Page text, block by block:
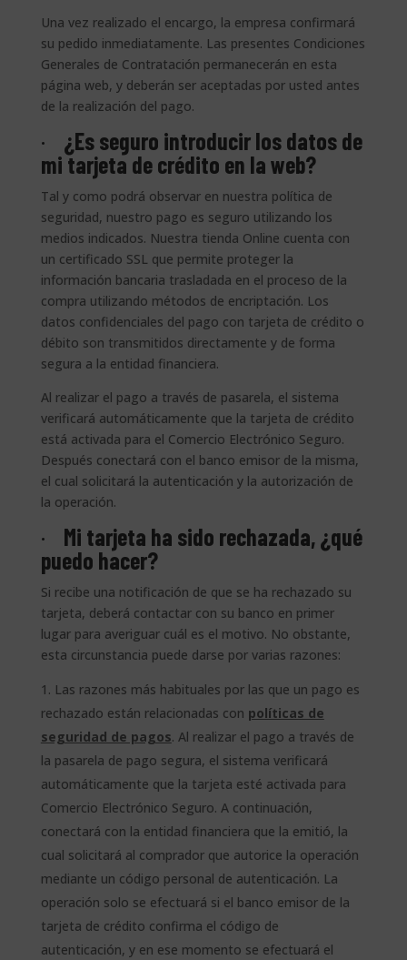
Una vez realizado el encargo, la empresa confirmará
su pedido inmediatamente. Las presentes Condiciones
Generales de Contratación permanecerán en esta
página web, y deberán ser aceptadas por usted antes
de la realización del pago.
· ¿Es seguro introducir los datos de
mi tarjeta de crédito en la web?
Tal y como podrá observar en nuestra política de
seguridad, nuestro pago es seguro utilizando los
medios indicados. Nuestra tienda Online cuenta con
un certificado SSL que permite proteger la
información bancaria trasladada en el proceso de la
compra utilizando métodos de encriptación. Los
datos confidenciales del pago con tarjeta de crédito o
débito son transmitidos directamente y de forma
segura a la entidad financiera.
Al realizar el pago a través de pasarela, el sistema
verificará automáticamente que la tarjeta de crédito
está activada para el Comercio Electrónico Seguro.
Después conectará con el banco emisor de la misma,
el cual solicitará la autenticación y la autorización de
la operación.
· Mi tarjeta ha sido rechazada, ¿qué
puedo hacer?
Si recibe una notificación de que se ha rechazado su
tarjeta, deberá contactar con su banco en primer
lugar para averiguar cuál es el motivo. No obstante,
esta circunstancia puede darse por varias razones:
Las razones más habituales por las que un pago es
rechazado están relacionadas con políticas de
seguridad de pagos. Al realizar el pago a través de
la pasarela de pago segura, el sistema verificará
automáticamente que la tarjeta esté activada para
Comercio Electrónico Seguro. A continuación,
conectará con la entidad financiera que la emitió, la
cual solicitará al comprador que autorice la operación
mediante un código personal de autenticación. La
operación solo se efectuará si el banco emisor de la
tarjeta de crédito confirma el código de
autenticación, y en ese momento se efectuará el